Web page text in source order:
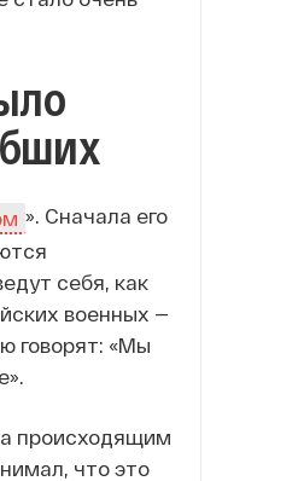
». Сначала его
себя, как
военных —
говорят: «Мы
происходящим
что это